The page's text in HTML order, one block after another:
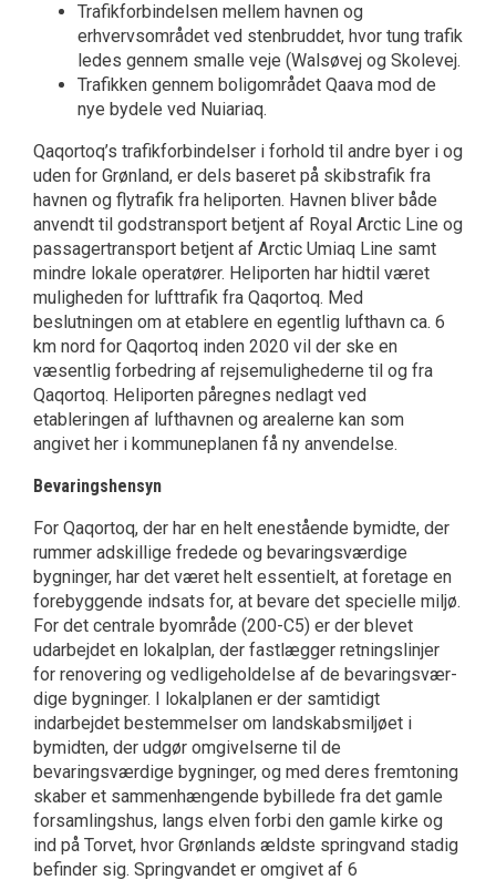
Trafikforbindelsen mellem havnen og
erhvervsområdet ved stenbruddet, hvor tung trafik
ledes gennem smalle veje (Walsøvej og Skolevej.
Trafikken gennem boligområdet Qaava mod de
nye bydele ved Nuiariaq.
Qaqortoq’s trafikforbindelser i forhold til andre byer i og
uden for Grønland, er dels baseret på skibstrafik fra
havnen og flytrafik fra heliporten. Havnen bliver både
anvendt til godstransport betjent af Royal Arctic Line og
passagertransport betjent af Arctic Umiaq Line samt
mindre lokale operatører. Heliporten har hidtil været
muligheden for lufttrafik fra Qaqortoq. Med
beslutningen om at etablere en egentlig lufthavn ca. 6
km nord for Qaqortoq inden 2020 vil der ske en
væsentlig forbedring af rejsemulighederne til og fra
Qaqortoq. Heliporten påregnes nedlagt ved
etableringen af lufthavnen og arealerne kan som
angivet her i kommuneplanen få ny anvendelse.
Bevaringshensyn
For Qaqortoq, der har en helt enestående bymid­te, der
rummer adskillige fredede og bevarings­værdige
bygninger, har det været helt essentielt, at foretage en
forebyg­gende indsats for, at bevare det specielle miljø.
For det centrale byområde (200-C5) er der blevet
udarbej­det en lokalplan, der fastlægger retningslinjer
for renovering og vedligeholdelse af de bevaringsvær­
dige bygninger. I lokalplanen er der samtidigt
indarbejdet bestemmelser om landskabsmiljøet i
bymid­ten, der udgør omgivelserne til de
bevaringsværdi­ge bygninger, og med deres fremtoning
skaber et sammenhængende bybillede fra det gamle
forsam­lingshus, langs elven forbi den gamle kirke og
ind på Torvet, hvor Grønlands ældste springvand sta­dig
befinder sig. Spring­vandet er omgivet af 6